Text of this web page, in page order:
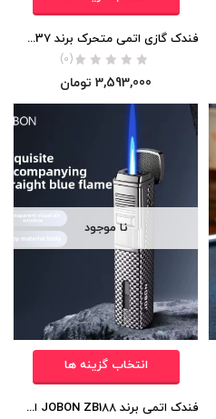
فندک گازی اتمی متحرک برند JOBON ZB337 اورجینال
(0)
3,593,000 تومان
نا موجود
انتخاب گزینه ها
فندک اتمی برند JOBON ZB188 اورجینال